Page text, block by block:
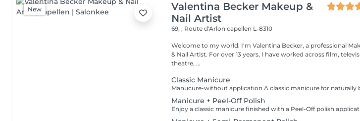
New
Valentina Becker Makeup &
Nail Artist
69, , Route d'Arloncapellen L-8310
Welcome to my world. I'm Valentina Becker, a professional Makeup
& Nail Artist. For over 13 years, I have worked across film, television,
theatre, ...
Classic Manicure
Manicure + Peel-Off Polish